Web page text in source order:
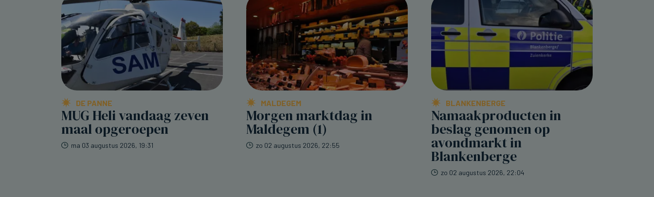
DE PANNE
MUG Heli vandaag zeven
maal opgeroepen
ma 03 augustus 2026, 19:31
MALDEGEM
Morgen marktdag in
Maldegem (1)
zo 02 augustus 2026, 22:55
BLANKENBERGE
Namaakproducten in
beslag genomen op
avondmarkt in
Blankenberge
zo 02 augustus 2026, 22:04